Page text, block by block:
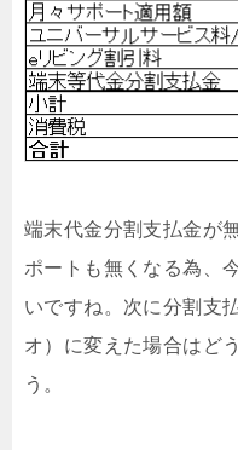
端末代金分割支払金が
ポートも無くなる為、
いですね。次に分割支
オ）に変えた場合はど
う。